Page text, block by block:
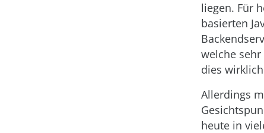
liegen. Für
basierten
welche
dies
Allerdings
heute in